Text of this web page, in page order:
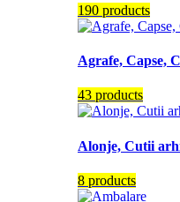
190 products
Agrafe, Capse,
43 products
Alonje, Cutii
8 products